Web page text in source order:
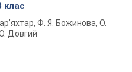
клас
Ф. Я. Божинова, О.
Довгий